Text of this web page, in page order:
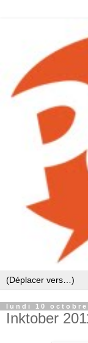
lundi 10 octobre
Inktober